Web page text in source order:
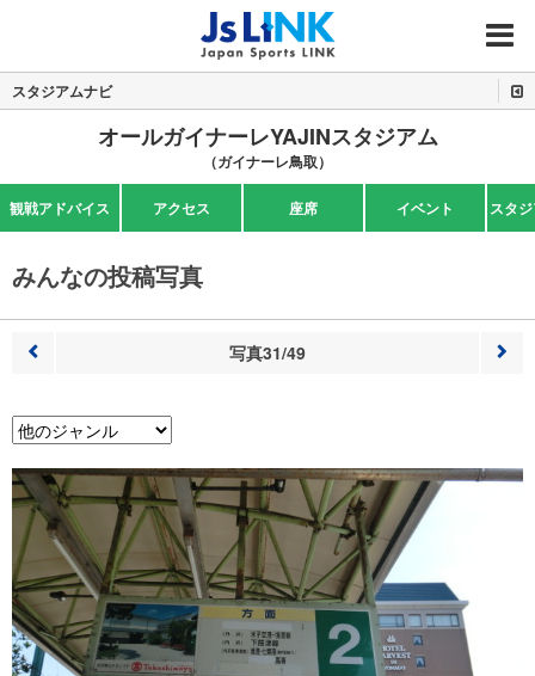
MENU
スタジアムナビ
オールガイナーレYAJINスタジアム
（ガイナーレ鳥取）
観戦アドバイス アクセス 座席 イベント スタ
みんなの投稿写真
写真31/49